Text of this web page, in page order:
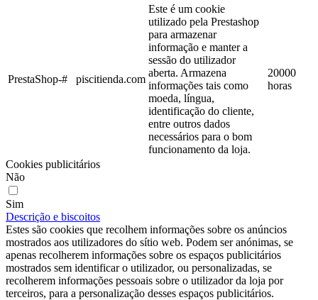
PrestaShop-# piscitienda.com
Este é um cookie
utilizado pela Prestashop
para armazenar
informação e manter a
sessão do utilizador
aberta. Armazena
informações tais como
moeda, língua,
identificação do cliente,
entre outros dados
necessários para o bom
funcionamento da loja.
20000
horas
Cookies publicitários
Não
Sim
Descrição e biscoitos
Estes são cookies que recolhem informações sobre os anúncios
mostrados aos utilizadores do sítio web. Podem ser anónimas, se
apenas recolherem informações sobre os espaços publicitários
mostrados sem identificar o utilizador, ou personalizadas, se
recolherem informações pessoais sobre o utilizador da loja por
terceiros, para a personalização desses espaços publicitários.